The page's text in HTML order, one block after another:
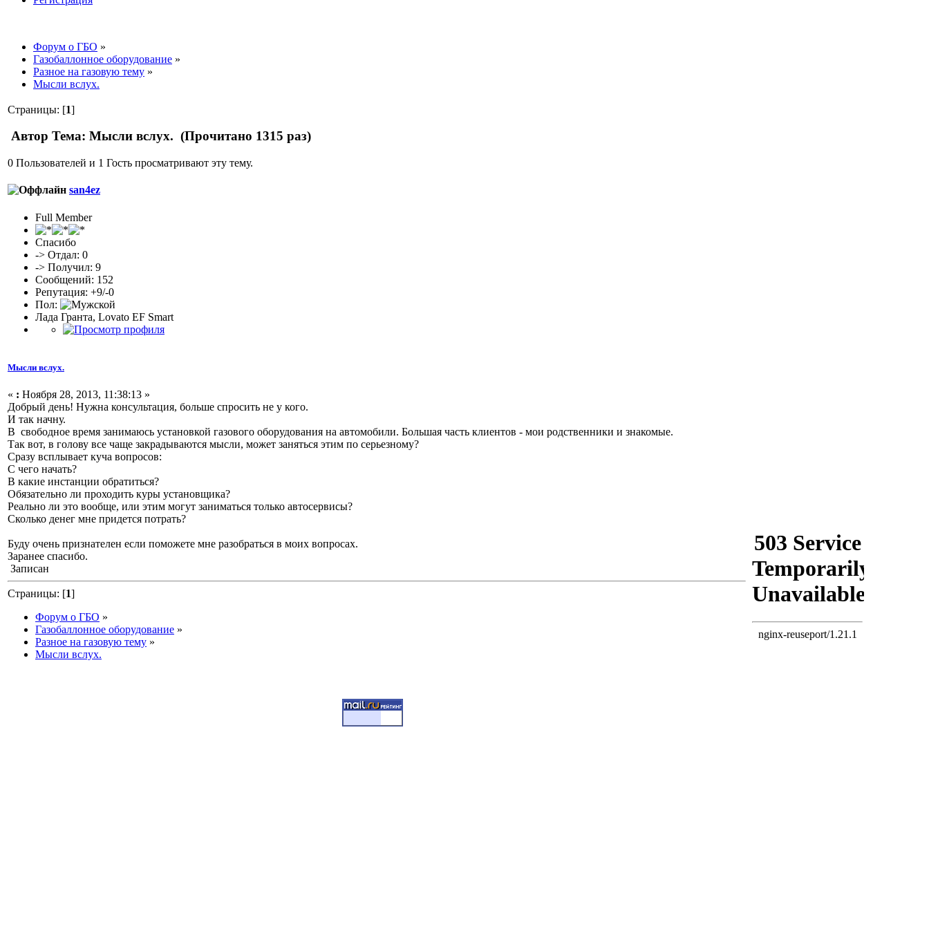
Форум о ГБО »
Газобаллонное оборудование »
Разное на газовую тему »
Мысли вслух.
Страницы: [1]
Автор Тема: Мысли вслух. (Прочитано 1315 раз)
0 Пользователей и 1 Гость просматривают эту тему.
san4ez
Full Member
Спасибо
-> Отдал: 0
-> Получил: 9
Сообщений: 152
Репутация: +9/-0
Пол:
Лада Гранта, Lovato EF Smart
Мысли вслух.
« : Ноября 28, 2013, 11:38:13 »
Добрый день! Нужна консультация, больше спросить не у кого.
И так начну.
В свободное время занимаюсь установкой газового оборудования на автомобили. Большая часть клиентов - мои родственники и знакомые.
Так вот, в голову все чаще закрадываются мысли, может заняться этим по серьезному?
Сразу всплывает куча вопросов:
С чего начать?
В какие инстанции обратиться?
Обязательно ли проходить куры установщика?
Реально ли это вообще, или этим могут заниматься только автосервисы?
Сколько денег мне придется потрать?
Буду очень признателен если поможете мне разобраться в моих вопросах.
Заранее спасибо.
Записан
Страницы: [1]
Форум о ГБО »
Газобаллонное оборудование »
Разное на газовую тему »
Мысли вслух.